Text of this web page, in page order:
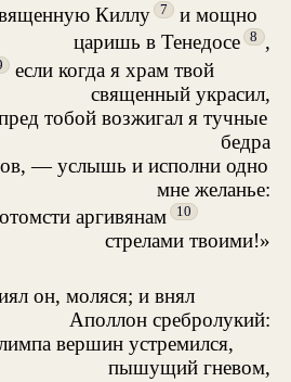
Киллу 7
и мощно
царишь в Тенедосе
8 ,
если когда я храм твой
священный украсил,
тобой возжигал я тучные
бедра
— услышь и исполни одно
мне желанье:
аргивянам
10
стрелами твоими!»
он, моляся; и внял
Аполлон сребролукий:
вершин устремился,
пышущий гневом,